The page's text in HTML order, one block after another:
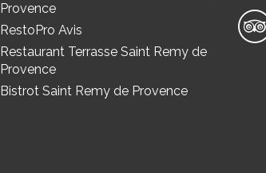
Provence
RestoPro Avis
Restaurant Terrasse Saint Remy de
Provence
Bistrot Saint Remy de Provence